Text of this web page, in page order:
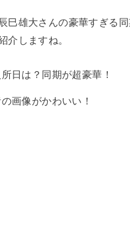
巳雄大さんの豪華すぎる
介しますね。
日は？同期が超豪華！
画像がかわいい！